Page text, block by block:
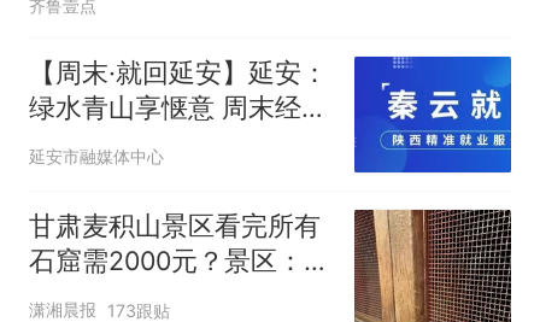
齐鲁壹点
【周末·就回延安】延安：
绿水青山享惬意 周末经济
富百姓
延安市融媒体中心
甘肃麦积山景区看完所有
石窟需2000元？景区：部
分石窟受特别保护，游客
潇湘晨报 173跟贴